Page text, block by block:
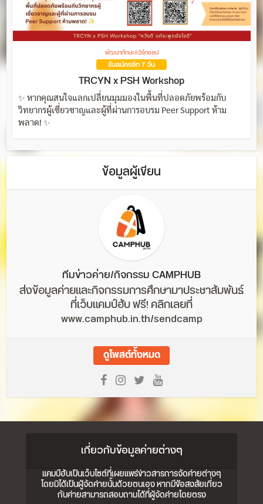
พัฒนาทักษะ/เวิร์กชอป
รับสมัครอีก 7 วัน
TRCYN x PSH Workshop
✨ หากคุณสนใจแลกเปลี่ยนมุมมองในพื้นที่ปลอดภัยพร้อมกับ
วิทยากรผู้เชี่ยวชาญและผู้ที่ผ่านการอบรม Peer Support ห้าม
พลาด! ✨
ข้อมูลผู้เขียน
ทีมข่าวค่าย/กิจกรรม CAMPHUB
ส่งข้อมูลค่ายและกิจกรรมการศึกษามาประชาสัมพันธ์
ที่เว็บแคมป์ฮับ ฟรี! คลิกเลยที่
www.camphub.in.th/sendcamp
ดูโพสต์ทั้งหมด
เกี่ยวกับข้อมูลค่ายต่างๆ
แคมป์ฮับเป็นเว็บไซต์ที่เผยแพร่ข่าวสารการจัดค่ายต่างๆ
โดยมิได้เป็นผู้จัดค่ายนั้นด้วยตนเอง หากมีข้อสงสัยเกี่ยว
กับค่ายสามารถสอบถามได้ที่ผู้จัดค่ายโดยตรง